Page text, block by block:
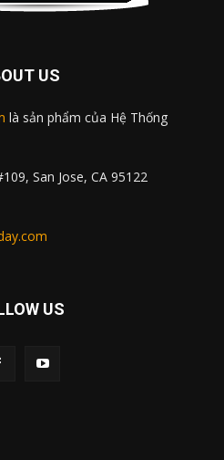
US
là sản phẩm của Hệ Thống
San Jose, CA 95122
US